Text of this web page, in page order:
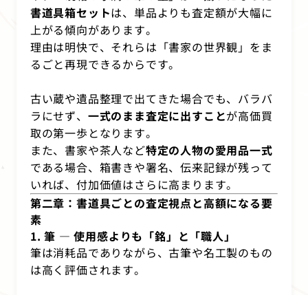
書道具箱セットは、単品よりも査定額が大幅に
上がる傾向があります。
理由は明快で、それらは「書家の世界観」をま
るごと再現できるからです。
古い蔵や遺品整理で出てきた場合でも、バラバ
ラにせず、 一式のまま査定に出すことが高価買
取の第一歩となります。
また、書家や茶人など特定の人物の愛用品一式
である場合、箱書きや署名、伝来記録が残って
いれば、付加価値はさらに高まります。
第二章：書道具ごとの査定視点と高額になる要
素
1. 筆 ― 使用感よりも「銘」と「職人」
筆は消耗品でありながら、古筆や名工製のもの
は高く評価されます。